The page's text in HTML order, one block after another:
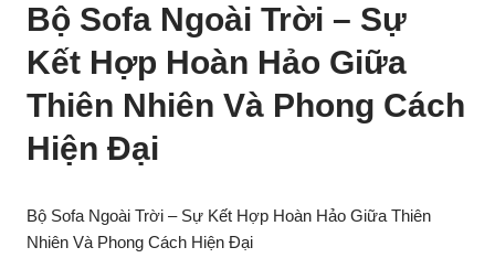
Bộ Sofa Ngoài Trời – Sự
Kết Hợp Hoàn Hảo Giữa
Thiên Nhiên Và Phong Cách
Hiện Đại
Bộ Sofa Ngoài Trời – Sự Kết Hợp Hoàn Hảo Giữa Thiên
Nhiên Và Phong Cách Hiện Đại